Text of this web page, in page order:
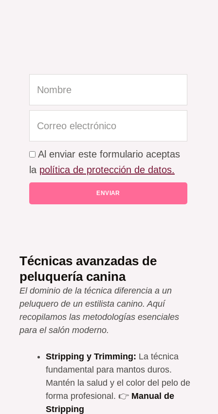
Acepto
LDPD
Al enviar este formulario aceptas
la política de protección de datos.
ENVIAR
Técnicas avanzadas de
peluquería canina
El dominio de la técnica diferencia a un
peluquero de un estilista canino. Aquí
recopilamos las metodologías esenciales
para el salón moderno.
Stripping y Trimming: La técnica
fundamental para mantos duros.
Mantén la salud y el color del pelo de
forma profesional. 👉 Manual de
Stripping